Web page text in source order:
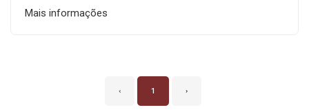
Mais informações
‹ 1 ›